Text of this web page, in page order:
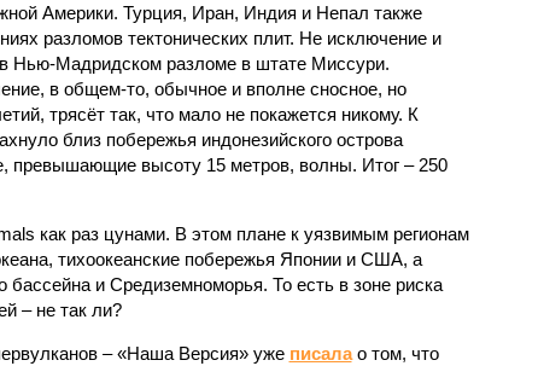
Америки. Турция, Иран, Индия и Непал также
разломов тектонических плит. Не исключение и
Нью-Мадридском разломе в штате Миссури.
в общем-то, обычное и вполне сносное, но
трясёт так, что мало не покажется никому. К
близ побережья индонезийского острова
превышающие высоту 15 метров, волны. Итог – 250
как раз цунами. В этом плане к уязвимым регионам
тихо­океанские побережья Японии и США, а
бассейна и Средиземноморья. То есть в зоне риска
– не так ли?
– «Наша Версия» уже писалао том, что